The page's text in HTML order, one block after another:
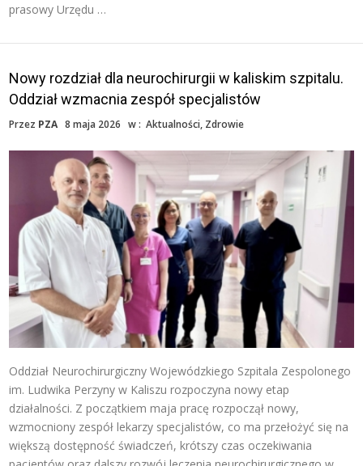
prasowy Urzędu …
Nowy rozdział dla neurochirurgii w kaliskim szpitalu.
Oddział wzmacnia zespół specjalistów
Przez PZA 8 maja 2026 w :Aktualności, Zdrowie
Oddział Neurochirurgiczny Wojewódzkiego Szpitala Zespolonego
im. Ludwika Perzyny w Kaliszu rozpoczyna nowy etap
działalności. Z początkiem maja pracę rozpoczął nowy,
wzmocniony zespół lekarzy specjalistów, co ma przełożyć się na
większą dostępność świadczeń, krótszy czas oczekiwania